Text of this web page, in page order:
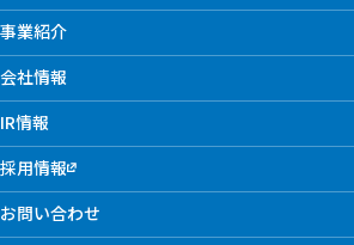
事業紹介
会社情報
IR情報
採用情報
お問い合わせ